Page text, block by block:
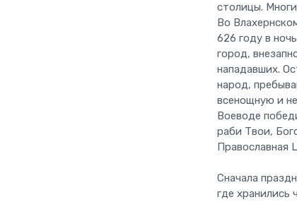
столицы.
Во
626 году в
город,
нападавших.
народ,
всенощную и
Воеводе
раби Твои,
Православная
Сначала
где